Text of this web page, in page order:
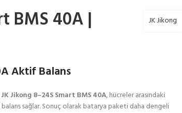
BMS 40A | JK Jikong
Aktif Balans
JK Jikong 8–24S Smart BMS 40A, hücreler arasındaki
sağlar. Sonuç olarak batarya paketi daha dengeli